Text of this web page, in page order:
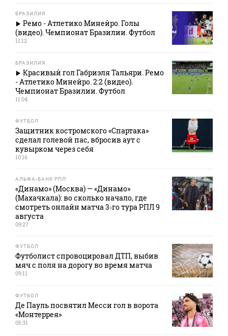
БРАЗИЛИЯ
Ремо - Атлетико Минейро. Голы
(видео). Чемпионат Бразилии. Футбол
11:12
БРАЗИЛИЯ
Красивый гол Габриэля Тальяри. Ремо
- Атлетико Минейро. 2:2 (видео).
Чемпионат Бразилии. Футбол
11:04
ФУТБОЛ
Защитник костромского «Спартака»
сделал голевой пас, вбросив аут с
кувырком через себя
10:16
АЛЬФА-БАНК РПЛ
«Динамо» (Москва) — «Динамо»
(Махачкала): во сколько начало, где
смотреть онлайн матча 3‑го тура РПЛ 9
августа
09:27
ФУТБОЛ
Футболист спровоцировал ДТП, выбив
мяч с поля на дорогу во время матча
09:11
ФУТБОЛ
Де Пауль посвятил Месси гол в ворота
«Монтеррея»
05:31